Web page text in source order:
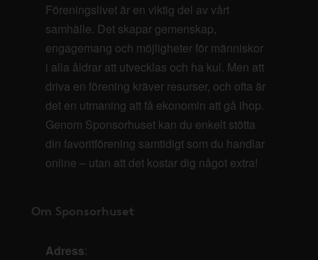
Föreningslivet är en viktig del av vårt
samhälle. Det skapar gemenskap,
engagemang och möjligheter för människor
i alla åldrar att utvecklas och ha kul. Men att
driva en förening kräver resurser, och ofta är
det en utmaning att få ekonomin att gå ihop.
Genom Sponsorhuset kan du enkelt stötta
din favoritförening samtidigt som du handlar
online – utan att det kostar dig något extra!
Om Sponsorhuset
Adress: